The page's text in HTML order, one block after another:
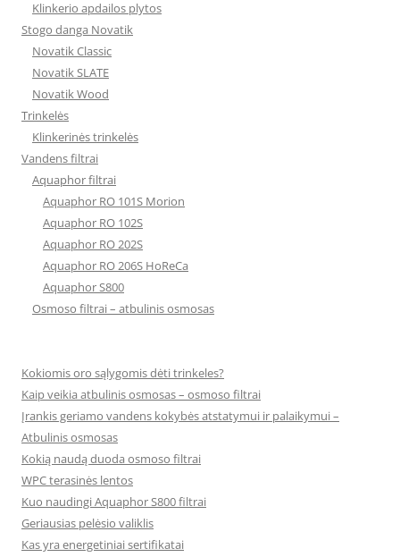
Klinkerio apdailos plytos
Stogo danga Novatik
Novatik Classic
Novatik SLATE
Novatik Wood
Trinkelės
Klinkerinės trinkelės
Vandens filtrai
Aquaphor filtrai
Aquaphor RO 101S Morion
Aquaphor RO 102S
Aquaphor RO 202S
Aquaphor RO 206S HoReCa
Aquaphor S800
Osmoso filtrai – atbulinis osmosas
Kokiomis oro sąlygomis dėti trinkeles?
Kaip veikia atbulinis osmosas – osmoso filtrai
Įrankis geriamo vandens kokybės atstatymui ir palaikymui –
Atbulinis osmosas
Kokią naudą duoda osmoso filtrai
WPC terasinės lentos
Kuo naudingi Aquaphor S800 filtrai
Geriausias pelėsio valiklis
Kas yra energetiniai sertifikatai